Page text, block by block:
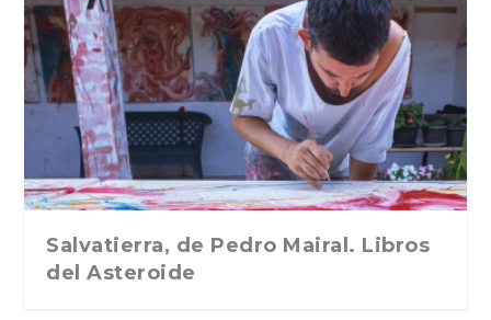
Moral, de Lyra Ekström Lindbäck.
Traducción de Car...
Revolución, de Hugo Gonçalves.
Libros del Asteroid...
«La música ha sido el gran amor de
mi vida». Esthe...
«El barman del Ritz», de Philippe
Collin. Traducci...
Mañanas de editorial, noches de
Bocaccio
Salvatierra, de Pedro Mairal. Libros
del Asteroide